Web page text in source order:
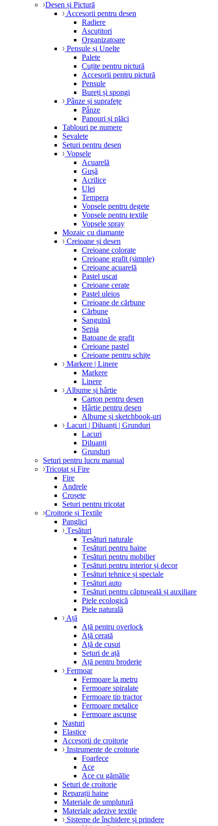
Desen și Pictură
Accesorii pentru desen
Radiere
Ascuțitori
Organizatoare
Pensule și Unelte
Palete
Cuțite pentru pictură
Accesorii pentru pictură
Pensule
Bureți și spongi
Pânze și suprafețe
Pânze
Panouri și plăci
Tablouri pe numere
Șevalete
Seturi pentru desen
Vopsele
Acuarelă
Gușă
Acrilice
Ulei
Tempera
Vopsele pentru degete
Vopsele pentru textile
Vopsele spray
Mozaic cu diamante
Creioane și desen
Creioane colorate
Creioane grafit (simple)
Creioane acuarelă
Pastel uscat
Creioane cerate
Pastel uleios
Creioane de cărbune
Cărbune
Sanguină
Sepia
Batoane de grafit
Creioane pastel
Creioane pentru schițe
Markere | Linere
Markere
Linere
Albume și hârtie
Carton pentru desen
Hârtie pentru desen
Albume și sketchbook-uri
Lacuri | Diluanți | Grunduri
Lacuri
Diluanți
Grunduri
Seturi pentru lucru manual
Tricotat și Fire
Fire
Andrele
Croșete
Seturi pentru tricotat
Croitorie și Textile
Panglici
Țesături
Țesături naturale
Țesături pentru haine
Țesături pentru mobilier
Țesături pentru interior și decor
Țesături tehnice și speciale
Țesături auto
Țesături pentru căptușeală și auxiliare
Piele ecologică
Piele naturală
Ață
Ață pentru overlock
Ață cerată
Ață de cusut
Seturi de ață
Ață pentru broderie
Fermoar
Fermoare la metru
Fermoare spiralate
Fermoare tip tractor
Fermoare metalice
Fermoare ascunse
Nasturi
Elastice
Accesorii de croitorie
Instrumente de croitorie
Foarfece
Ace
Ace cu gămălie
Seturi de croitorie
Reparații haine
Materiale de umplutură
Materiale adezive textile
Sisteme de închidere și prindere